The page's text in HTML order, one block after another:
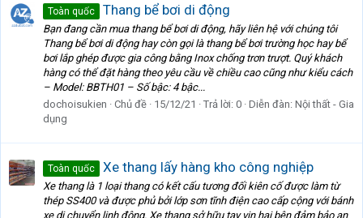
Toàn quốc Thang bể bơi di động
Bạn đang cần mua thang bể bơi di động, hãy liên hệ với chúng tôi
Thang bể bơi di động hay còn gọi là thang bể bơi trường học hay bể
bơi lắp ghép được gia công bằng Inox chống trơn trượt. Quý khách
hàng có thể đặt hàng theo yêu cầu về chiều cao cũng như kiểu cách
– Model: BBTH01 – Số bậc: 4 bậc...
dochoisukien
Chủ đề 15/12/21 Trả lời: 0 Diễn đàn: Nội thất - Gia
dụng
Toàn quốc Xe thang lấy hàng kho công nghiệp
Xe thang là 1 loại thang có kết cấu tương đối kiên cố được làm từ
thép SS400 và được phủ bởi lớp sơn tĩnh điện cao cấp cộng với bánh
xe di chuyển linh động. Xe thang sở hữu tay vịn hai bên đảm bảo an